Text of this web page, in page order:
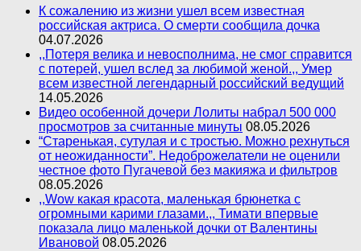
К сожалению из жизни ушел всем известная
российская актриса. О смерти сообщила дочка
04.07.2026
,,Потеря велика и невосполнима, не смог справится
с потерей, ушел вслед за любимой женой.,, Умер
всем известной легендарный российский ведущий
14.05.2026
Видео особенной дочери Лолиты набрал 500 000
просмотров за считанные минуты 08.05.2026
“Старенькая, сутулая и с тростью. Можно рехнуться
от неожиданности”. Недоброжелатели не оценили
честное фото Пугачевой без макияжа и фильтров
08.05.2026
,,Wow какая красота, маленькая брюнетка с
огромными карими глазами.,, Тимати впервые
показала лицо маленькой дочки от Валентины
Ивановой 08.05.2026